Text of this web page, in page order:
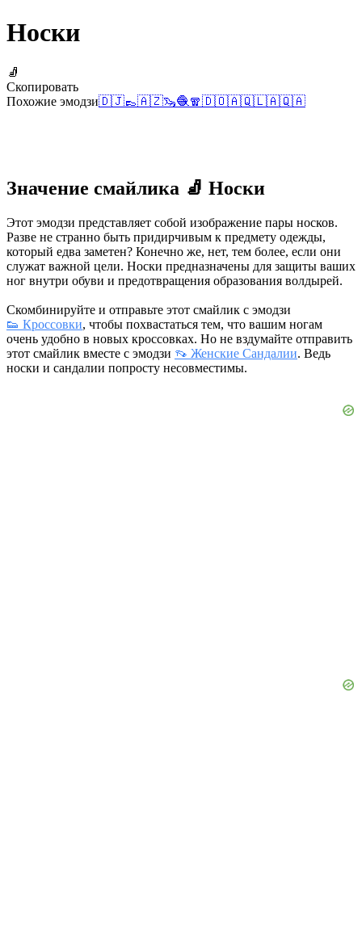
Носки
🧦
Скопировать
Похожие эмодзи🇩🇯👞🇦🇿🦦🧶 🧣🇩🇴🇦🇶🇱🇦🇶🇦
Значение смайлика 🧦 Носки
Этот эмодзи представляет собой изображение пары носков.
Разве не странно быть придирчивым к предмету одежды,
который едва заметен? Конечно же, нет, тем более, если они
служат важной цели. Носки предназначены для защиты ваших
ног внутри обуви и предотвращения образования волдырей.
Скомбинируйте и отправьте этот смайлик с эмодзи
👟 Кроссовки, чтобы похвастаться тем, что вашим ногам
очень удобно в новых кроссовках. Но не вздумайте отправить
этот смайлик вместе с эмодзи 👡 Женские Сандалии. Ведь
носки и сандалии попросту несовместимы.